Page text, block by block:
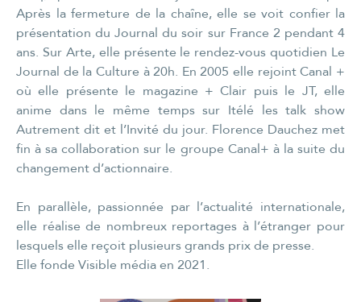
Après la fermeture de la chaîne, elle se voit confier la
présentation du Journal du soir sur France 2 pendant 4
ans. Sur Arte, elle présente le rendez-vous quotidien Le
Journal de la Culture à 20h. En 2005 elle rejoint Canal +
où elle présente le magazine + Clair puis le JT, elle
anime dans le même temps sur Itélé les talk show
Autrement dit et l’Invité du jour. Florence Dauchez met
fin à sa collaboration sur le groupe Canal+ à la suite du
changement d’actionnaire.
En parallèle, passionnée par l’actualité internationale,
elle réalise de nombreux reportages à l’étranger pour
lesquels elle reçoit plusieurs grands prix de presse.
Elle fonde Visible média en 2021.